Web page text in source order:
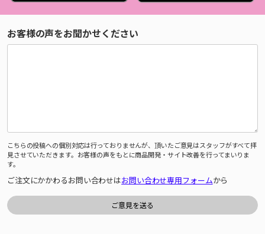
お客様の声をお聞かせください
こちらの投稿への個別対応は行っておりませんが、頂いたご意見はスタッフがすべて拝
見させていただきます。お客様の声をもとに商品開発・サイト改善を行ってまいりま
す。
ご注文にかかわるお問い合わせはお問い合わせ専用フォームから